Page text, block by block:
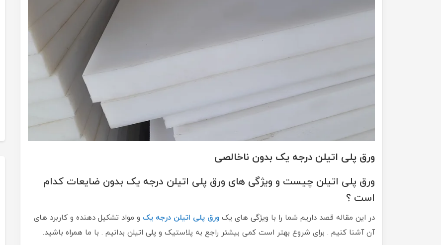
ورق پلی اتیلن درجه یک بدون ناخالصی
ورق پلی اتیلن چیست و ویژگی های ورق پلی اتیلن درجه یک بدون ضایعات کدام
است ؟
در این مقاله قصد داریم شما را با ویژگی های یک ورق پلی اتیلن درجه یک و مواد تشکیل دهنده و کاربرد های
آن آشنا کنیم . برای شروع بهتر است کمی بیشتر راجع به پلاستیک و پلی اتیلن بدانیم . با ما همراه باشید.